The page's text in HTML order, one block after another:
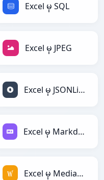
Excel မှ SQL
Excel မှ JPEG
Excel မှ JSONLines
Excel မှ Markdown
Excel မှ MediaWiki